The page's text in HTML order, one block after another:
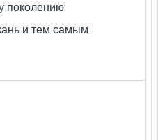
поколению
и тем самым